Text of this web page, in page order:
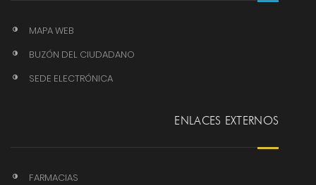
MAPA WEB
BUZÓN DEL CIUDADANO
SEDE ELECTRÓNICA
ENLACES EXTERNOS
FARMACIAS